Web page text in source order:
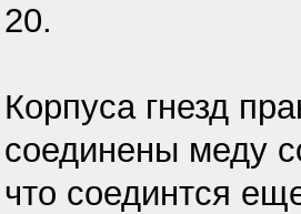
20.
Корпуса гнезд
соединены меду
что соединтся